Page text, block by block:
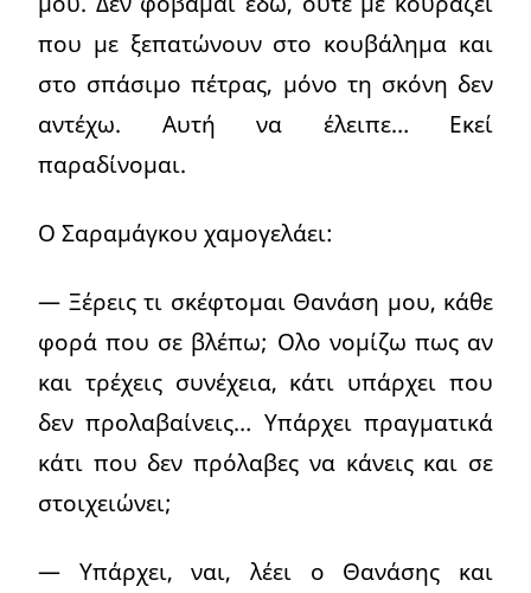
που με ξεπατώνουν στο κουβάλημα και
στο σπάσιμο πέτρας, μόνο τη σκόνη δεν
αντέχω. Αυτή να έλειπε… Εκεί
παραδίνομαι.
Ο Σαραμάγκου χαμογελάει:
— Ξέρεις τι σκέφτομαι Θανάση μου, κάθε
φορά που σε βλέπω; Ολο νομίζω πως αν
και τρέχεις συνέχεια, κάτι υπάρχει που
δεν προλαβαίνεις… Υπάρχει πραγματικά
κάτι που δεν πρόλαβες να κάνεις και σε
στοιχειώνει;
— Υπάρχει, ναι, λέει ο Θανάσης και